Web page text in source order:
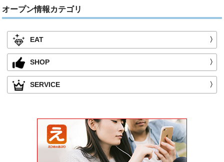
オープン情報カテゴリ
EAT 〉
SHOP 〉
SERVICE 〉